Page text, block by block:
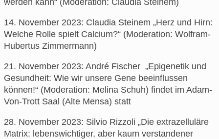
14. November 2023: Claudia Steinem „Herz und Hirn:
Welche Rolle spielt Calcium?“ (Moderation: Wolfram-
Hubertus Zimmermann)
21. November 2023: André Fischer „Epigenetik und
Gesundheit: Wie wir unsere Gene beeinflussen
können!“ (Moderation: Melina Schuh) findet im Adam-
Von-Trott Saal (Alte Mensa) statt
28. November 2023: Silvio Rizzoli „Die extrazelluläre
Matrix: lebenswichtiger, aber kaum verstandener